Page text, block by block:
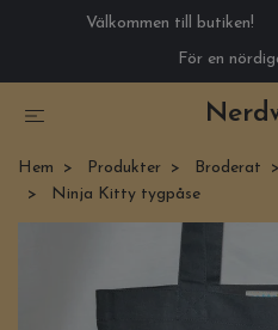
Välkommen till butiken!
För en
Hem Produkter Broderat
Ninja Kitty tygpåse